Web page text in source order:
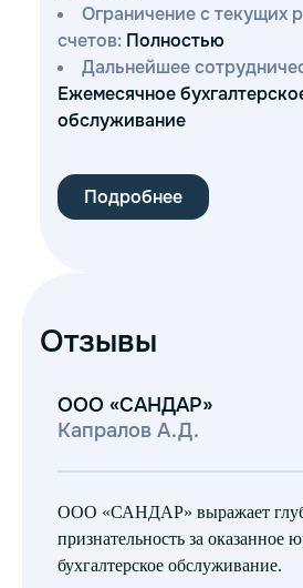
Ограничение с текущих
счетов: Полностью
Дальнейшее
Ежемесячное
обслуживание
Подробнее
Отзывы
ООО «САНДАР»
Капралов А.Д.
ООО «САНДАР» выражает
признательность за оказанное
бухгалтерское обслуживание.